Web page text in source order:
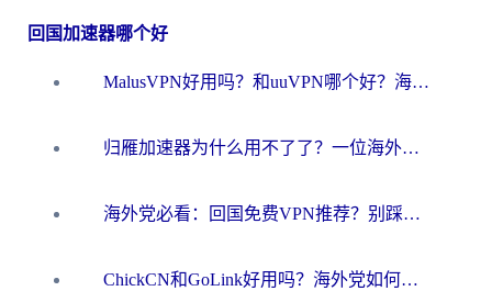
回国加速器哪个好
MalusVPN好用吗？和uuVPN哪个好？海外党无缝访问国内资源的真实对比与选择指南
归雁加速器为什么用不了了？一位海外游子的真实困惑与技术解答
海外党必看：回国免费VPN推荐？别踩坑！教你选对加速器无缝刷国内资源
ChickCN和GoLink好用吗？海外党如何选对回国加速器